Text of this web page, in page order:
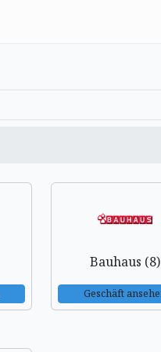
Bauhaus (8)
Geschäft